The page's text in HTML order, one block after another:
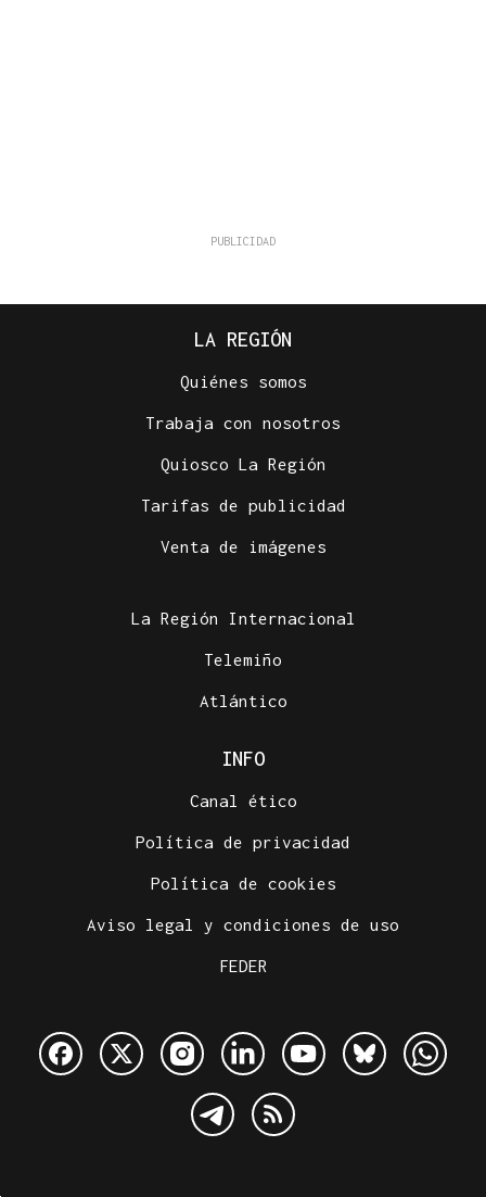
LA REGIÓN
Quiénes somos
Trabaja con nosotros
Quiosco La Región
Tarifas de publicidad
Venta de imágenes
La Región Internacional
Telemiño
Atlántico
INFO
Canal ético
Política de privacidad
Política de cookies
Aviso legal y condiciones de uso
FEDER